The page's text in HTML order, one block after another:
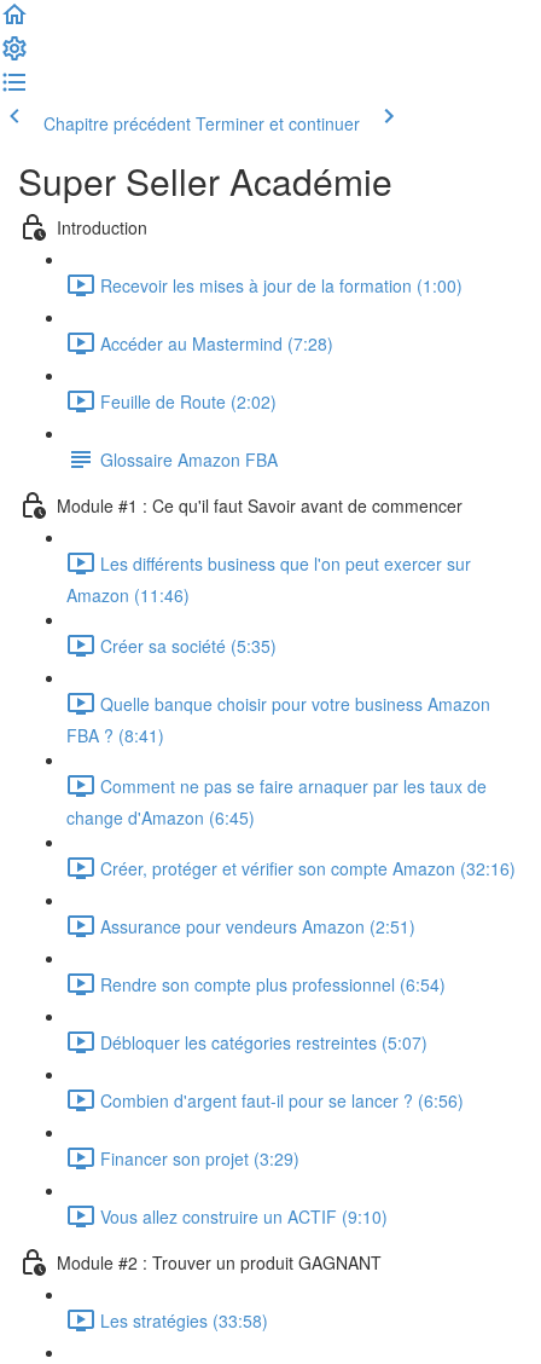
Chapitre précédent Terminer et continuer
Super Seller Académie
Introduction
Recevoir les mises à jour de la formation (1:00)
Accéder au Mastermind (7:28)
Feuille de Route (2:02)
Glossaire Amazon FBA
Module #1 : Ce qu'il faut Savoir avant de commencer
Les différents business que l'on peut exercer sur
Amazon (11:46)
Créer sa société (5:35)
Quelle banque choisir pour votre business Amazon
FBA ? (8:41)
Comment ne pas se faire arnaquer par les taux de
change d'Amazon (6:45)
Créer, protéger et vérifier son compte Amazon (32:16)
Assurance pour vendeurs Amazon (2:51)
Rendre son compte plus professionnel (6:54)
Débloquer les catégories restreintes (5:07)
Combien d'argent faut-il pour se lancer ? (6:56)
Financer son projet (3:29)
Vous allez construire un ACTIF (9:10)
Module #2 : Trouver un produit GAGNANT
Les stratégies (33:58)